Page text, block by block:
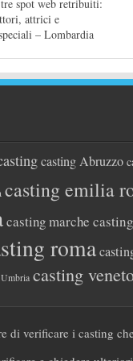
spot web retribuiti:
attrici e
– Lombardia
casting Abruzzo
casting emilia
casting marche
roma
casting
di verificare i casting